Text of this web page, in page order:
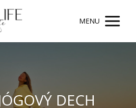
MENU
DECH